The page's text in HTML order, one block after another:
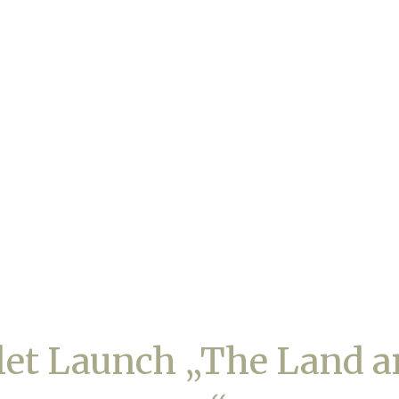
Launch „The Land